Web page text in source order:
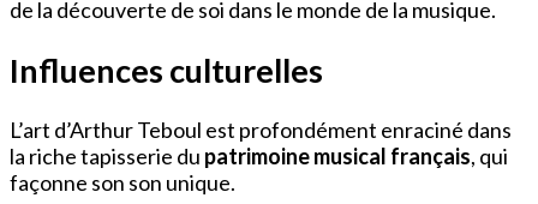
de la découverte de soi dans le monde de la musique.
Influences culturelles
L’art d’Arthur Teboul est profondément enraciné dans
la riche tapisserie du patrimoine musical français, qui
façonne son son unique.